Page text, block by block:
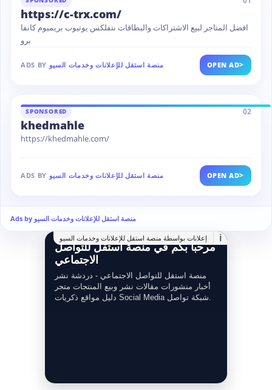
https://c-trx.com/
افضل المتاجر لبيع الاشتراكات والبطاقات نتفلكس يوتيوب بريميوم كانفا
برو
ADS BY منصة استقل للإعلانات وخدمات السيو OPEN AD>
SPONSORED 02
khedmahle
https://khedmahle.com/
ADS BY منصة استقل للإعلانات وخدمات السيو OPEN AD>
Ads by منصة استقل للإعلانات وخدمات السيو
إعلانات بواسطة منصة استقل للإعلانات وخدمات السيو i
مرحبا بكم في منصة استقل للتواصل
الاجتماعي
منصة استقل للتواصل الاجتماعي - دردشة نشر
أخبار منشورات مقالات نشر وبيع المنتجات متجر
دليل مواقع ذكريات Social Media شبكة تواصل.